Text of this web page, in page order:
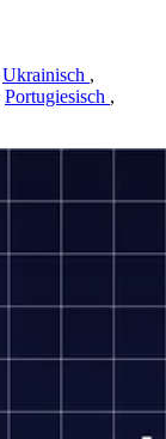
Ukrainisch ,
Portugiesisch ,